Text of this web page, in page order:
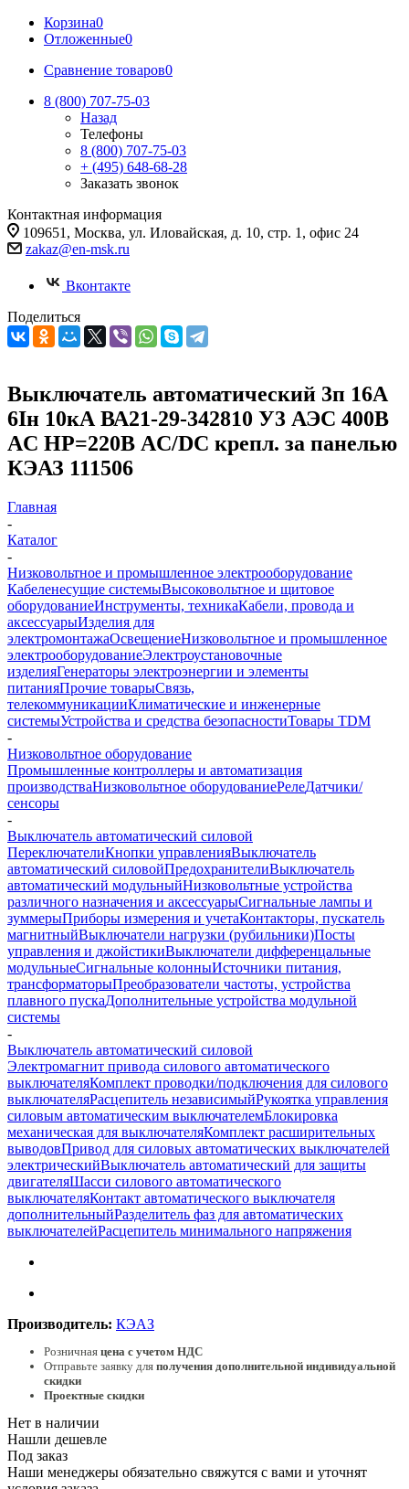
Корзина0
Отложенные0
Сравнение товаров0
8 (800) 707-75-03
Назад
Телефоны
8 (800) 707-75-03
+ (495) 648-68-28
Заказать звонок
Контактная информация
109651, Москва, ул. Иловайская, д. 10, стр. 1, офис 24
zakaz@en-msk.ru
Вконтакте
Поделиться
Выключатель автоматический 3п 16А
6Iн 10кА ВА21-29-342810 У3 АЭС 400В
AC НР=220В AC/DC крепл. за панелью
КЭАЗ 111506
Главная
-
Каталог
-
Низковольтное и промышленное электрооборудование
Кабеленесущие системыВысоковольтное и щитовое
оборудованиеИнструменты, техникаКабели, провода и
аксессуарыИзделия для
электромонтажаОсвещениеНизковольтное и промышленное
электрооборудованиеЭлектроустановочные
изделияГенераторы электроэнергии и элементы
питанияПрочие товарыСвязь,
телекоммуникацииКлиматические и инженерные
системыУстройства и средства безопасностиТовары TDM
-
Низковольтное оборудование
Промышленные контроллеры и автоматизация
производстваНизковольтное оборудованиеРелеДатчики/
сенсоры
-
Выключатель автоматический силовой
ПереключателиКнопки управленияВыключатель
автоматический силовойПредохранителиВыключатель
автоматический модульныйНизковольтные устройства
различного назначения и аксессуарыСигнальные лампы и
зуммерыПриборы измерения и учетаКонтакторы, пускатель
магнитныйВыключатели нагрузки (рубильники)Посты
управления и джойстикиВыключатели дифференцальные
модульныеСигнальные колонныИсточники питания,
трансформаторыПреобразователи частоты, устройства
плавного пускаДополнительные устройства модульной
системы
-
Выключатель автоматический силовой
Электромагнит привода силового автоматического
выключателяКомплект проводки/подключения для силового
выключателяРасцепитель независимыйРукоятка управления
силовым автоматическим выключателемБлокировка
механическая для выключателяКомплект расширительных
выводовПривод для силовых автоматических выключателей
электрическийВыключатель автоматический для защиты
двигателяШасси силового автоматического
выключателяКонтакт автоматического выключателя
дополнительныйРазделитель фаз для автоматических
выключателейРасцепитель минимального напряжения
Производитель: КЭАЗ
Розничная цена с учетом НДС
Отправьте заявку для получения дополнительной индивидуальной
скидки
Проектные скидки
Нет в наличии
Нашли дешевле
Под заказ
Наши менеджеры обязательно свяжутся с вами и уточнят